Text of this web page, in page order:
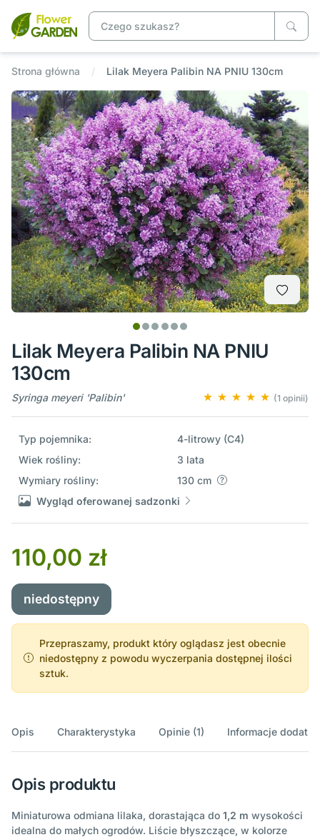
Strona główna Lilak Meyera Palibin NA PNIU 130cm
Lilak Meyera Palibin NA PNIU
130cm
Syringa meyeri 'Palibin' (1 opinii)
Typ pojemnika:
4-litrowy (C4)
Wiek rośliny:
3 lata
Wymiary rośliny:
130 cm
Wygląd oferowanej sadzonki
110,00 zł
niedostępny
Przepraszamy, produkt który oglądasz jest obecnie
niedostępny z powodu wyczerpania dostępnej ilości
sztuk.
Opis Charakterystyka Opinie (1) Informacje
Opis produktu
Miniaturowa odmiana lilaka, dorastająca do 1,2 m wysokości
idealna do małych ogrodów. Liście błyszczące, w kolorze